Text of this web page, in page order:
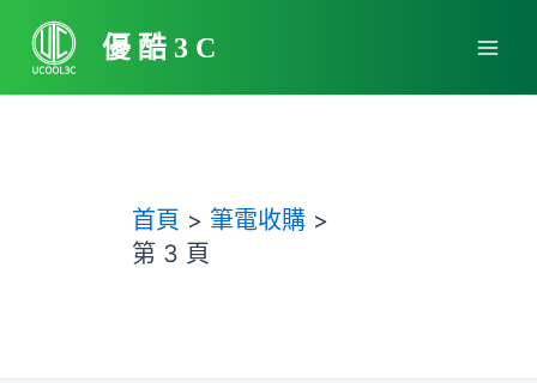
要
優酷3C
首頁
筆電收購
第 3 頁